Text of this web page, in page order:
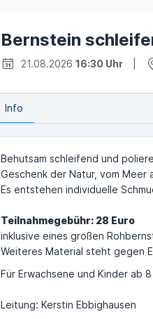
Bernstein
21.08.2026 16:30 Uhr
Info
Behutsam schleifend und
Geschenk der Natur, vom Meer
Es entstehen individuelle
Teilnahmegebühr: 28 Euro
inklusive eines großen
Weiteres Material steht gegen
Für Erwachsene und Kinder ab
Leitung: Kerstin Ebbighausen